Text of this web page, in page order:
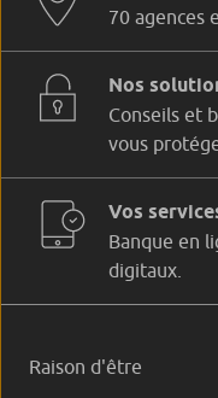
70 agences
Nos
Conseils et
vous
Vos
Banque en
digitaux.
Raison d'être